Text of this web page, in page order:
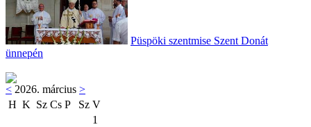
Püspöki szentmise Szent Donát
ünnepén
< 2026. március >
H K Sz Cs P Sz V
1